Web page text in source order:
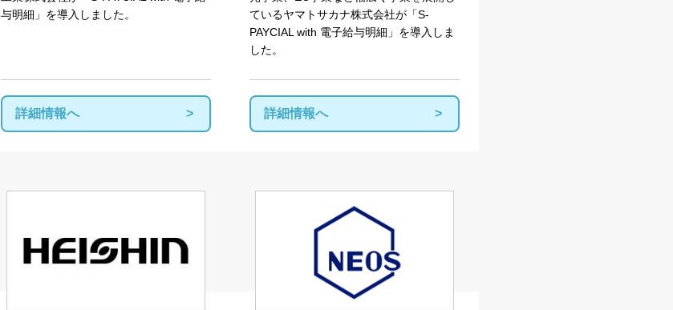
与明細」を導入しました。
詳細情報へ
ているヤマトサカナ株式会社が「S-
PAYCIAL with 電子給与明細」を導入しま
した。
詳細情報へ